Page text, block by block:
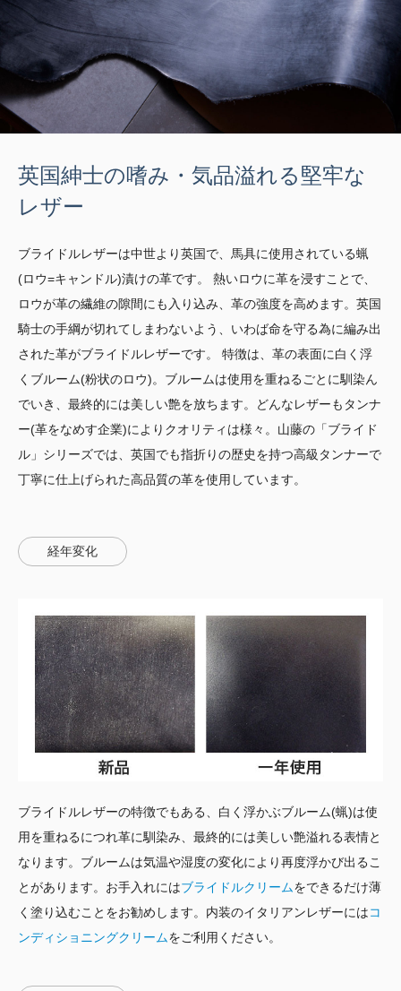
英国紳士の嗜み・気品溢れる堅牢な
レザー
ブライドルレザーは中世より英国で、馬具に使用されている蝋
(ロウ=キャンドル)漬けの革です。 熱いロウに革を浸すことで、
ロウが革の繊維の隙間にも入り込み、革の強度を高めます。英国
騎士の手綱が切れてしまわないよう、いわば命を守る為に編み出
された革がブライドルレザーです。 特徴は、革の表面に白く浮
くブルーム(粉状のロウ)。ブルームは使用を重ねるごとに馴染ん
でいき、最終的には美しい艶を放ちます。どんなレザーもタンナ
ー(革をなめす企業)によりクオリティは様々。山藤の「ブライド
ル」シリーズでは、英国でも指折りの歴史を持つ高級タンナーで
丁寧に仕上げられた高品質の革を使用しています。
経年変化
ブライドルレザーの特徴でもある、白く浮かぶブルーム(蝋)は使
用を重ねるにつれ革に馴染み、最終的には美しい艶溢れる表情と
なります。ブルームは気温や湿度の変化により再度浮かび出るこ
とがあります。お手入れにはブライドルクリームをできるだけ薄
く塗り込むことをお勧めします。内装のイタリアンレザーにはコ
ンディショニングクリームをご利用ください。